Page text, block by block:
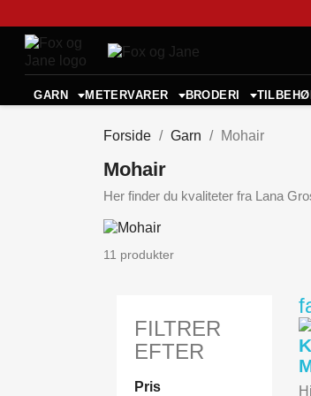
GARN METERVARER BRODERI
Forside Garn Mohair
Mohair
Her finder du kvaliteter fra Lana
11 produkter
FILTRER
EFTER
Pris